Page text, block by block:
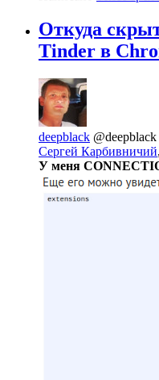
Откуда
Tinder в
deepblack @deepblack
Сергей Карбивничий,
У меня